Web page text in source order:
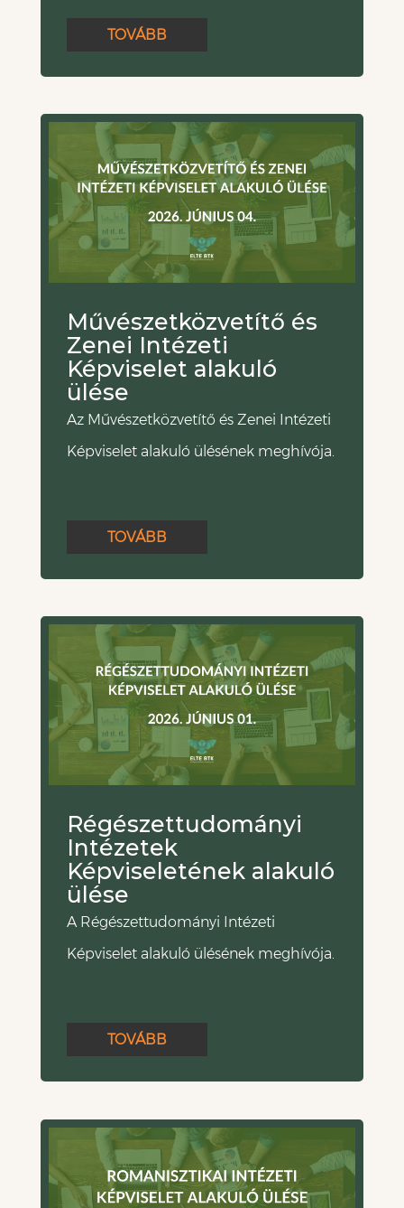
TOVÁBB
Művészetközvetítő és
Zenei Intézeti
Képviselet alakuló
ülése
Az Művészetközvetítő és Zenei Intézeti
Képviselet alakuló ülésének meghívója.
TOVÁBB
Régészettudományi
Intézetek
Képviseletének alakuló
ülése
A Régészettudományi Intézeti
Képviselet alakuló ülésének meghívója.
TOVÁBB